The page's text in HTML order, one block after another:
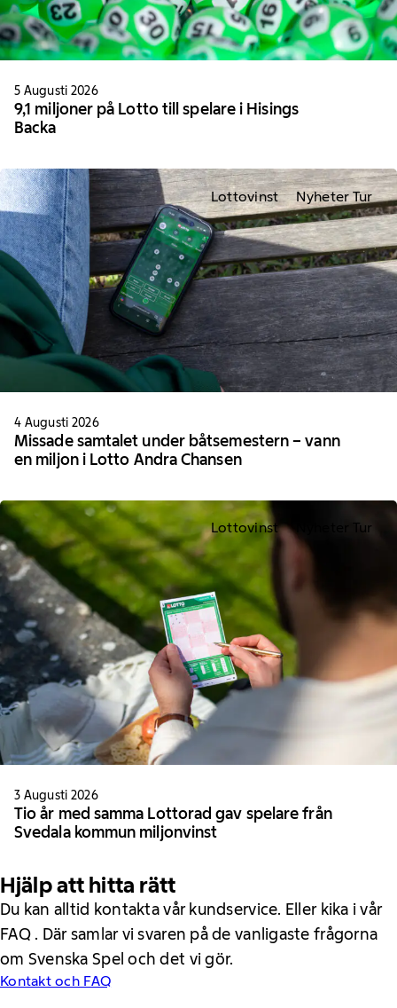
5 Augusti 2026
9,1 miljoner på Lotto till spelare i Hisings
Backa
Lottovinst Nyheter Tur
4 Augusti 2026
Missade samtalet under båtsemestern – vann
en miljon i Lotto Andra Chansen
Lottovinst Nyheter Tur
3 Augusti 2026
Tio år med samma Lottorad gav spelare från
Svedala kommun miljonvinst
Hjälp att hitta rätt
Du kan alltid kontakta vår kundservice. Eller kika i vår
FAQ . Där samlar vi svaren på de vanligaste frågorna
om Svenska Spel och det vi gör.
Kontakt och FAQ